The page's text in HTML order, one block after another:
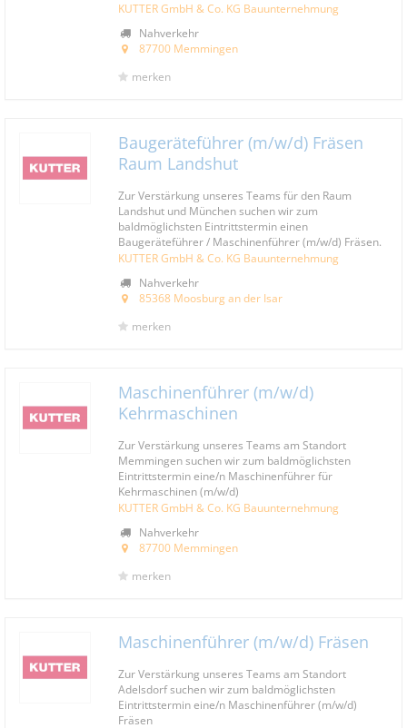
KUTTER GmbH & Co. KG Bauunternehmung
Nahverkehr
87700 Memmingen
merken
Baugeräteführer (m/w/d) Fräsen
Raum Landshut
Zur Verstärkung unseres Teams für den Raum
Landshut und München suchen wir zum
baldmöglichsten Eintrittstermin einen
Baugeräteführer / Maschinenführer (m/w/d) Fräsen.
KUTTER GmbH & Co. KG Bauunternehmung
Nahverkehr
85368 Moosburg an der Isar
merken
Maschinenführer (m/w/d)
Kehrmaschinen
Zur Verstärkung unseres Teams am Standort
Memmingen suchen wir zum baldmöglichsten
Eintrittstermin eine/n Maschinenführer für
Kehrmaschinen (m/w/d)
KUTTER GmbH & Co. KG Bauunternehmung
Nahverkehr
87700 Memmingen
merken
Maschinenführer (m/w/d) Fräsen
Zur Verstärkung unseres Teams am Standort
Adelsdorf suchen wir zum baldmöglichsten
Eintrittstermin eine/n Maschinenführer (m/w/d)
Fräsen